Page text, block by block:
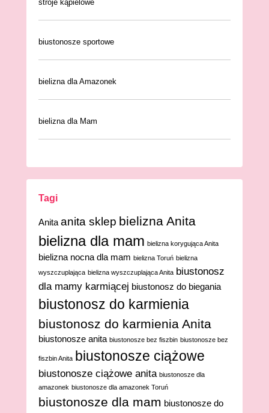
stroje kąpielowe
biustonosze sportowe
bielizna dla Amazonek
bielizna dla Mam
Tagi
Anita anita sklep bielizna Anita
bielizna dla mam bielizna korygująca Anita
bielizna nocna dla mam bielizna Toruń bielizna
wyszczuplająca bielizna wyszczuplająca Anita biustonosz
dla mamy karmiącej biustonosz do biegania
biustonosz do karmienia
biustonosz do karmienia Anita
biustonosze anita biustonosze bez fiszbin biustonosze bez
fiszbin Anita biustonosze ciążowe
biustonosze ciążowe anita biustonosze dla
amazonek biustonosze dla amazonek Toruń
biustonosze dla mam biustonosze do